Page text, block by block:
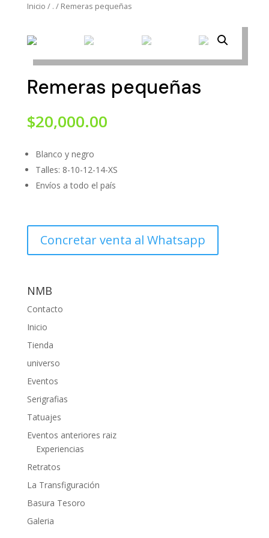
Inicio / . / Remeras pequeñas
Remeras pequeñas
$20,000.00
Blanco y negro
Talles: 8-10-12-14-XS
Envíos a todo el país
Concretar venta al Whatsapp
NMB
Contacto
Inicio
Tienda
universo
Eventos
Serigrafias
Tatuajes
Eventos anteriores raiz
Experiencias
Retratos
La Transfiguración
Basura Tesoro
Galeria